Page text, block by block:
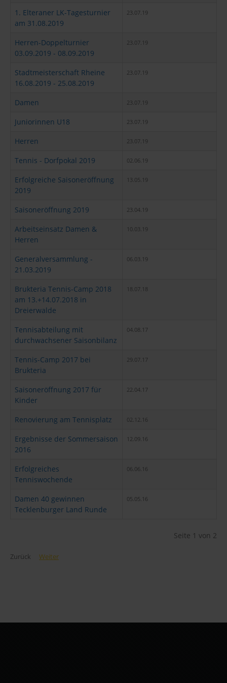
1. Elteraner LK-Tagesturnier
am 31.08.2019
23.07.19
Herren-Doppelturnier
03.09.2019 - 08.09.2019
23.07.19
Stadtmeisterschaft Rheine
16.08.2019 - 25.08.2019
23.07.19
Damen 23.07.19
Juniorinnen U18 23.07.19
Herren 23.07.19
Tennis - Dorfpokal 2019 02.06.19
Erfolgreiche Saisoneröffnung
2019
13.05.19
Saisoneröffnung 2019 23.04.19
Arbeitseinsatz Damen &
Herren
10.03.19
Generalversammlung -
21.03.2019
06.03.19
Brukteria Tennis-Camp 2018
am 13.+14.07.2018 in
Dreierwalde
18.07.18
Tennisabteilung mit
durchwachsener Saisonbilanz
04.08.17
Tennis-Camp 2017 bei
Brukteria
29.07.17
Saisoneröffnung 2017 für
Kinder
22.04.17
Renovierung am Tennisplatz 02.12.16
Ergebnisse der Sommersaison
2016
12.09.16
Erfolgreiches
Tenniswochende
06.06.16
Damen 40 gewinnen
Tecklenburger Land Runde
05.05.16
Seite 1 von 2
Zurück Weiter